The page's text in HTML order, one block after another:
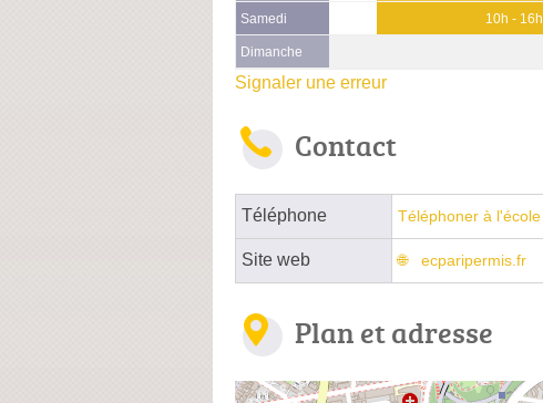
Samedi 10h - 16h
Dimanche
Signaler une erreur
Contact
Téléphone Téléphoner à l'école
Site web ecparipermis.fr
Plan et adresse